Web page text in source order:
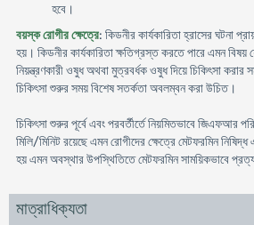
হবে।
বয়স্ক রোগীর ক্ষেত্রে: কিডনীর কার্যকারিতা হ্রাসের ঘটনা
হয়। কিডনীর কার্যকারিতা ক্ষতিগ্রস্ত করতে পারে এমন
নিয়ন্ত্রণকারী ওষুধ অথবা মুত্রবর্ধক ওষুধ দিয়ে চিকিৎসা করার
চিকিৎসা শুরুর সময় বিশেষ সতর্কতা অবলম্বন করা উচিত।
চিকিৎসা শুরুর পূর্বে এবং পরবর্তীর্তে নিয়মিতভাবে জিএফআর
মিলি/মিনিট রয়েছে এমন রোগীদের ক্ষেত্রে মেটফরমিন নিষিদ্ধ
হয় এমন অবস্থার উপস্থিতিতে মেটফরমিন সাময়িকভাবে
মাত্রাধিক্যতা